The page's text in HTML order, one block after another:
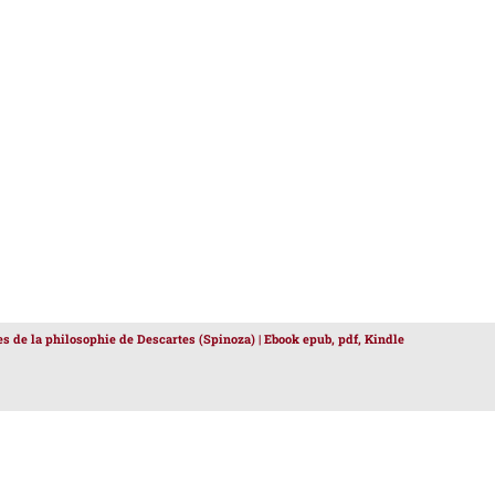
de la philosophie de Descartes (Spinoza) | Ebook epub, pdf, Kindle